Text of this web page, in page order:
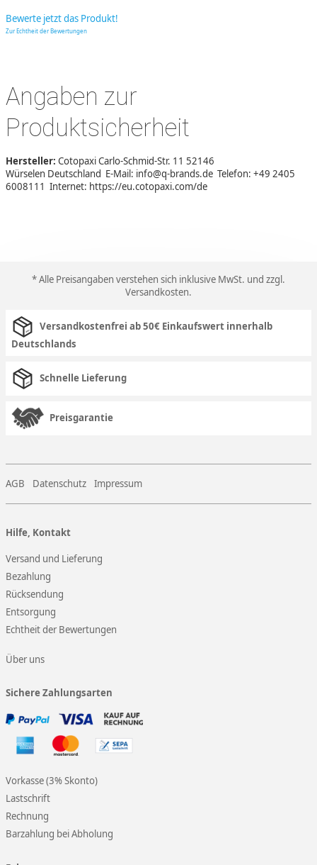
Bewerte jetzt das Produkt!
Zur Echtheit der Bewertungen
Angaben zur
Produktsicherheit
Hersteller: Cotopaxi Carlo-Schmid-Str. 11 52146
Würselen Deutschland E-Mail: info@q-brands.de Telefon: +49 2405
6008111 Internet: https://eu.cotopaxi.com/de
* Alle Preisangaben verstehen sich inklusive MwSt. und zzgl.
Versandkosten.
Versandkostenfrei ab 50€ Einkaufswert innerhalb
Deutschlands
Schnelle Lieferung
Preisgarantie
AGB Datenschutz Impressum
Hilfe, Kontakt
Versand und Lieferung
Bezahlung
Rücksendung
Entsorgung
Echtheit der Bewertungen
Über uns
Sichere Zahlungsarten
Vorkasse (3% Skonto)
Lastschrift
Rechnung
Barzahlung bei Abholung